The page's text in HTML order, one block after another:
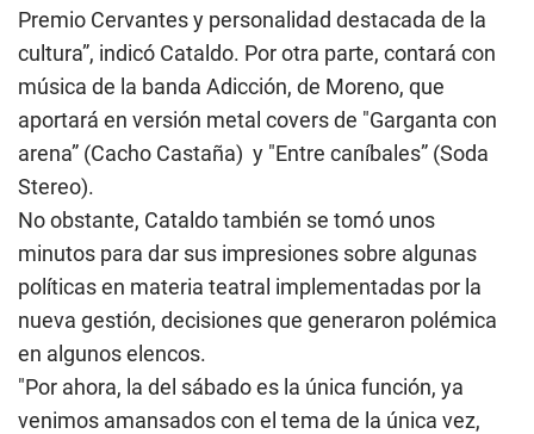
Premio Cervantes y personalidad destacada de la
cultura”, indicó Cataldo. Por otra parte, contará con
música de la banda Adicción, de Moreno, que
aportará en versión metal covers de "Garganta con
arena” (Cacho Castaña) y "Entre caníbales” (Soda
Stereo).
No obstante, Cataldo también se tomó unos
minutos para dar sus impresiones sobre algunas
políticas en materia teatral implementadas por la
nueva gestión, decisiones que generaron polémica
en algunos elencos.
"Por ahora, la del sábado es la única función, ya
venimos amansados con el tema de la única vez,